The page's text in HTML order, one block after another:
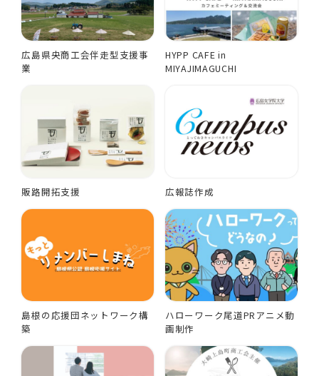
広島県央商工会伴走型支援事
業
HYPP CAFE in
MIYAJIMAGUCHI
販路開拓支援 広報誌作成
島根の応援団ネットワーク構
築
ハローワーク尾道PRアニメ動
画制作